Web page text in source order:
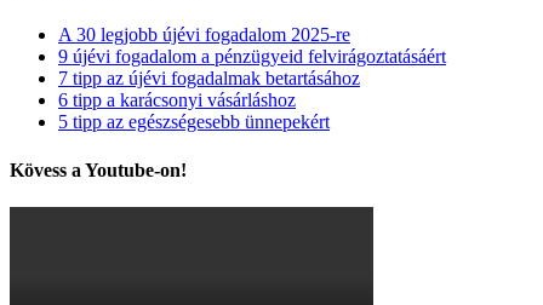
A 30 legjobb újévi fogadalom 2025-re
9 újévi fogadalom a pénzügyeid felvirágoztatásáért
7 tipp az újévi fogadalmak betartásához
6 tipp a karácsonyi vásárláshoz
5 tipp az egészségesebb ünnepekért
Kövess a Youtube-on!